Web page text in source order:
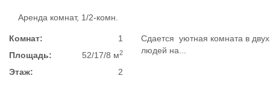
Аренда комнат, 1/2-комн.
Комнат:
1
Площадь:
52/17/8 м2
Этаж: 2
Сдается уютная комната в
людей на...